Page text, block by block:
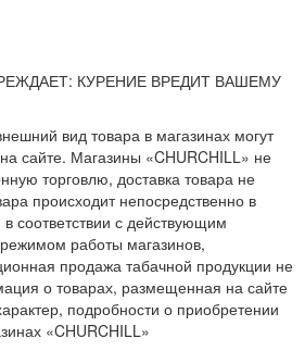
КУРЕНИЕ ВРЕДИТ ВАШЕМУ
вид товара в магазинах могут
сайте. Магазины «CHURCHILL» не
торговлю, доставка товара не
происходит непосредственно в
соответствии с действующим
работы магазинов,
продажа табачной продукции не
о товарах, размещенная на сайте
подробности о приобретении
«CHURCHILL»